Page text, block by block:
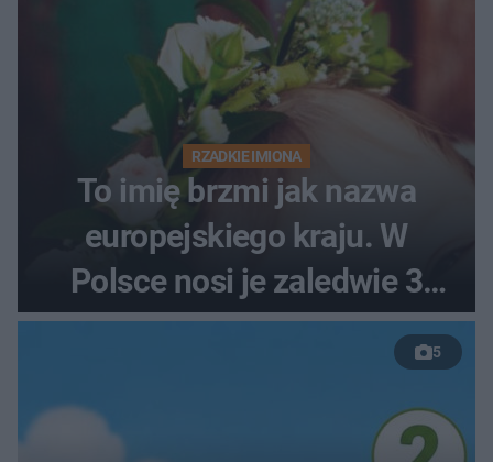
RZADKIE IMIONA
To imię brzmi jak nazwa
europejskiego kraju. W
Polsce nosi je zaledwie 3
kobiety
5